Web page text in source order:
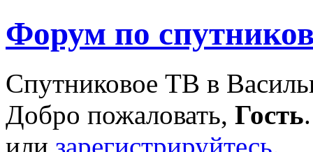
Форум по
Спутниковое ТВ в
Добро пожаловать, Гость
или зарегистрируйтесь.